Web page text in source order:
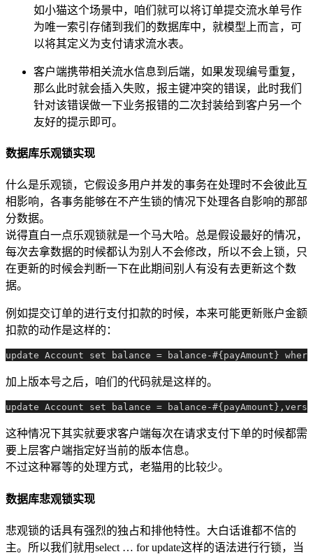
如小猫这个场景中，咱们就可以将订单提交流水单号作
为唯一索引存储到我们的数据库中，就模型上而言，可
以将其定义为支付请求流水表。
客户端携带相关流水信息到后端，如果发现编号重复，
那么此时就会插入失败，报主键冲突的错误，此时我们
针对该错误做一下业务报错的二次封装给到客户另一个
友好的提示即可。
数据库乐观锁实现
什么是乐观锁，它假设多用户并发的事务在处理时不会彼此互
相影响，各事务能够在不产生锁的情况下处理各自影响的那部
分数据。
说得直白一点乐观锁就是一个马大哈。总是假设最好的情况，
每次去拿数据的时候都认为别人不会修改，所以不会上锁，只
在更新的时候会判断一下在此期间别人有没有去更新这个数
据。
例如提交订单的进行支付扣款的时候，本来可能更新账户金额
扣款的动作是这样的：
加上版本号之后，咱们的代码就是这样的。
这种情况下其实就要求客户端每次在请求支付下单的时候都需
要上层客户端指定好当前的版本信息。
不过这种幂等的处理方式，老猫用的比较少。
数据库悲观锁实现
悲观锁的话具有强烈的独占和排他特性。大白话谁都不信的
主。所以我们就用select … for update这样的语法进行行锁，当